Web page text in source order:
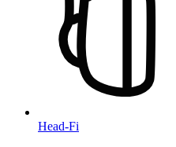
Head-Fi